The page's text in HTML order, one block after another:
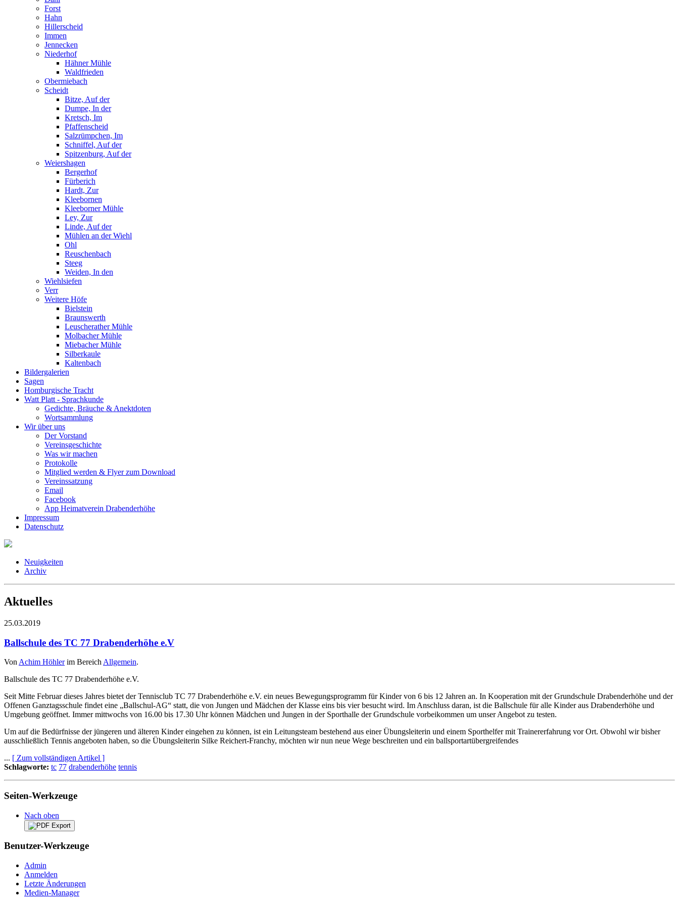
Forst
Hahn
Hillerscheid
Immen
Jennecken
Niederhof
Hähner Mühle
Waldfrieden
Obermiebach
Scheidt
Bitze, Auf der
Dumpe, In der
Kretsch, Im
Pfaffenscheid
Salzrümpchen, Im
Schniffel, Auf der
Spitzenburg, Auf der
Weiershagen
Bergerhof
Fürberich
Hardt, Zur
Kleebornen
Kleeborner Mühle
Ley, Zur
Linde, Auf der
Mühlen an der Wiehl
Ohl
Reuschenbach
Steeg
Weiden, In den
Wiehlsiefen
Verr
Weitere Höfe
Bielstein
Braunswerth
Leuscherather Mühle
Molbacher Mühle
Miebacher Mühle
Silberkaule
Kaltenbach
Bildergalerien
Sagen
Homburgische Tracht
Watt Platt - Sprachkunde
Gedichte, Bräuche & Anektdoten
Wortsammlung
Wir über uns
Der Vorstand
Vereinsgeschichte
Was wir machen
Protokolle
Mitglied werden & Flyer zum Download
Vereinssatzung
Email
Facebook
App Heimatverein Drabenderhöhe
Impressum
Datenschutz
Neuigkeiten
Archiv
Aktuelles
25.03.2019
Ballschule des TC 77 Drabenderhöhe e.V
Von Achim Höhlerim Bereich Allgemein.
Ballschule des TC 77 Drabenderhöhe e.V.
Seit Mitte Februar dieses Jahres bietet der Tennisclub TC 77 Drabenderhöhe e.V. ein neues Bewegungsprogramm für Kinder von 6 bis 12 Jahren an. In Kooperation mit der Grundschule Drabenderhöhe und der
Offenen Ganztagsschule findet eine „Ballschul-AG“ statt, die von Jungen und Mädchen der Klasse eins bis vier besucht wird. Im Anschluss daran, ist die Ballschule für alle Kinder aus Drabenderhöhe und
Umgebung geöffnet. Immer mittwochs von 16.00 bis 17.30 Uhr können Mädchen und Jungen in der Sporthalle der Grundschule vorbeikommen um unser Angebot zu testen.
Um auf die Bedürfnisse der jüngeren und älteren Kinder eingehen zu können, ist ein Leitungsteam bestehend aus einer Übungsleiterin und einem Sporthelfer mit Trainererfahrung vor Ort. Obwohl wir bisher
ausschließlich Tennis angeboten haben, so die Übungsleiterin Silke Reichert-Franchy, möchten wir nun neue Wege beschreiten und ein ballsportartübergreifendes
... [ Zum vollständigen Artikel ]
Schlagworte: tc 77 drabenderhöhe tennis
Seiten-Werkzeuge
Nach oben
Benutzer-Werkzeuge
Admin
Anmelden
Letzte Änderungen
Medien-Manager